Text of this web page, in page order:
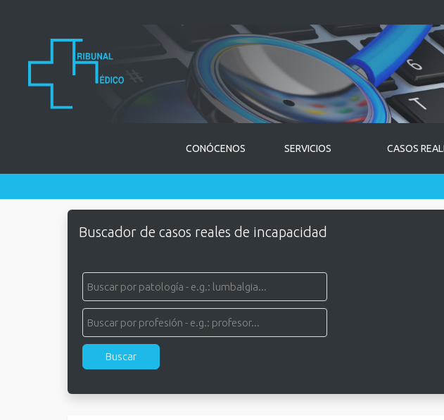
CONÓCENOS SERVICIOS CASOS
Buscador de casos reales de incapacidad